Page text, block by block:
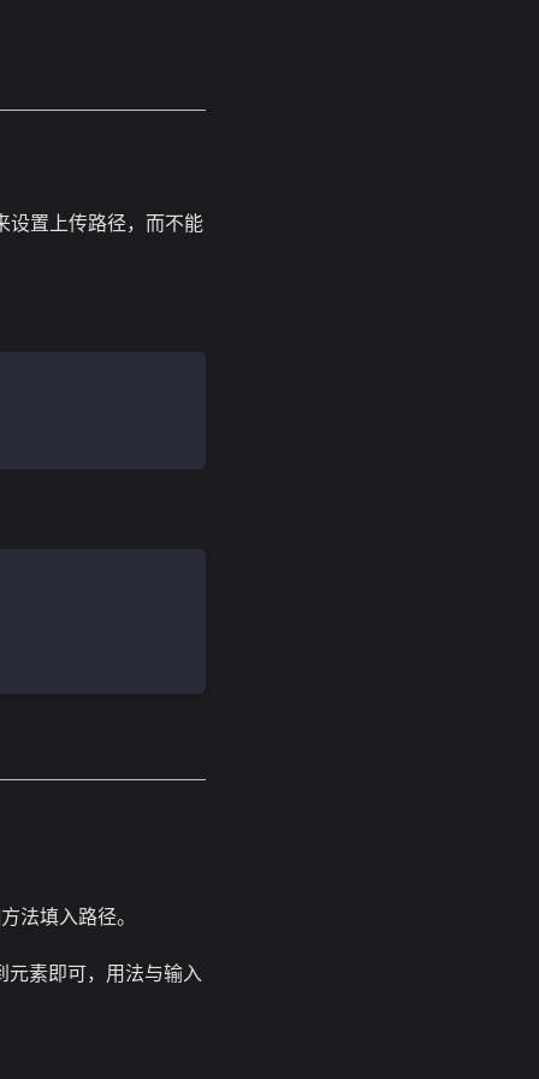
设置上传路径，而不能
方法填入路径。
元素即可，用法与输入